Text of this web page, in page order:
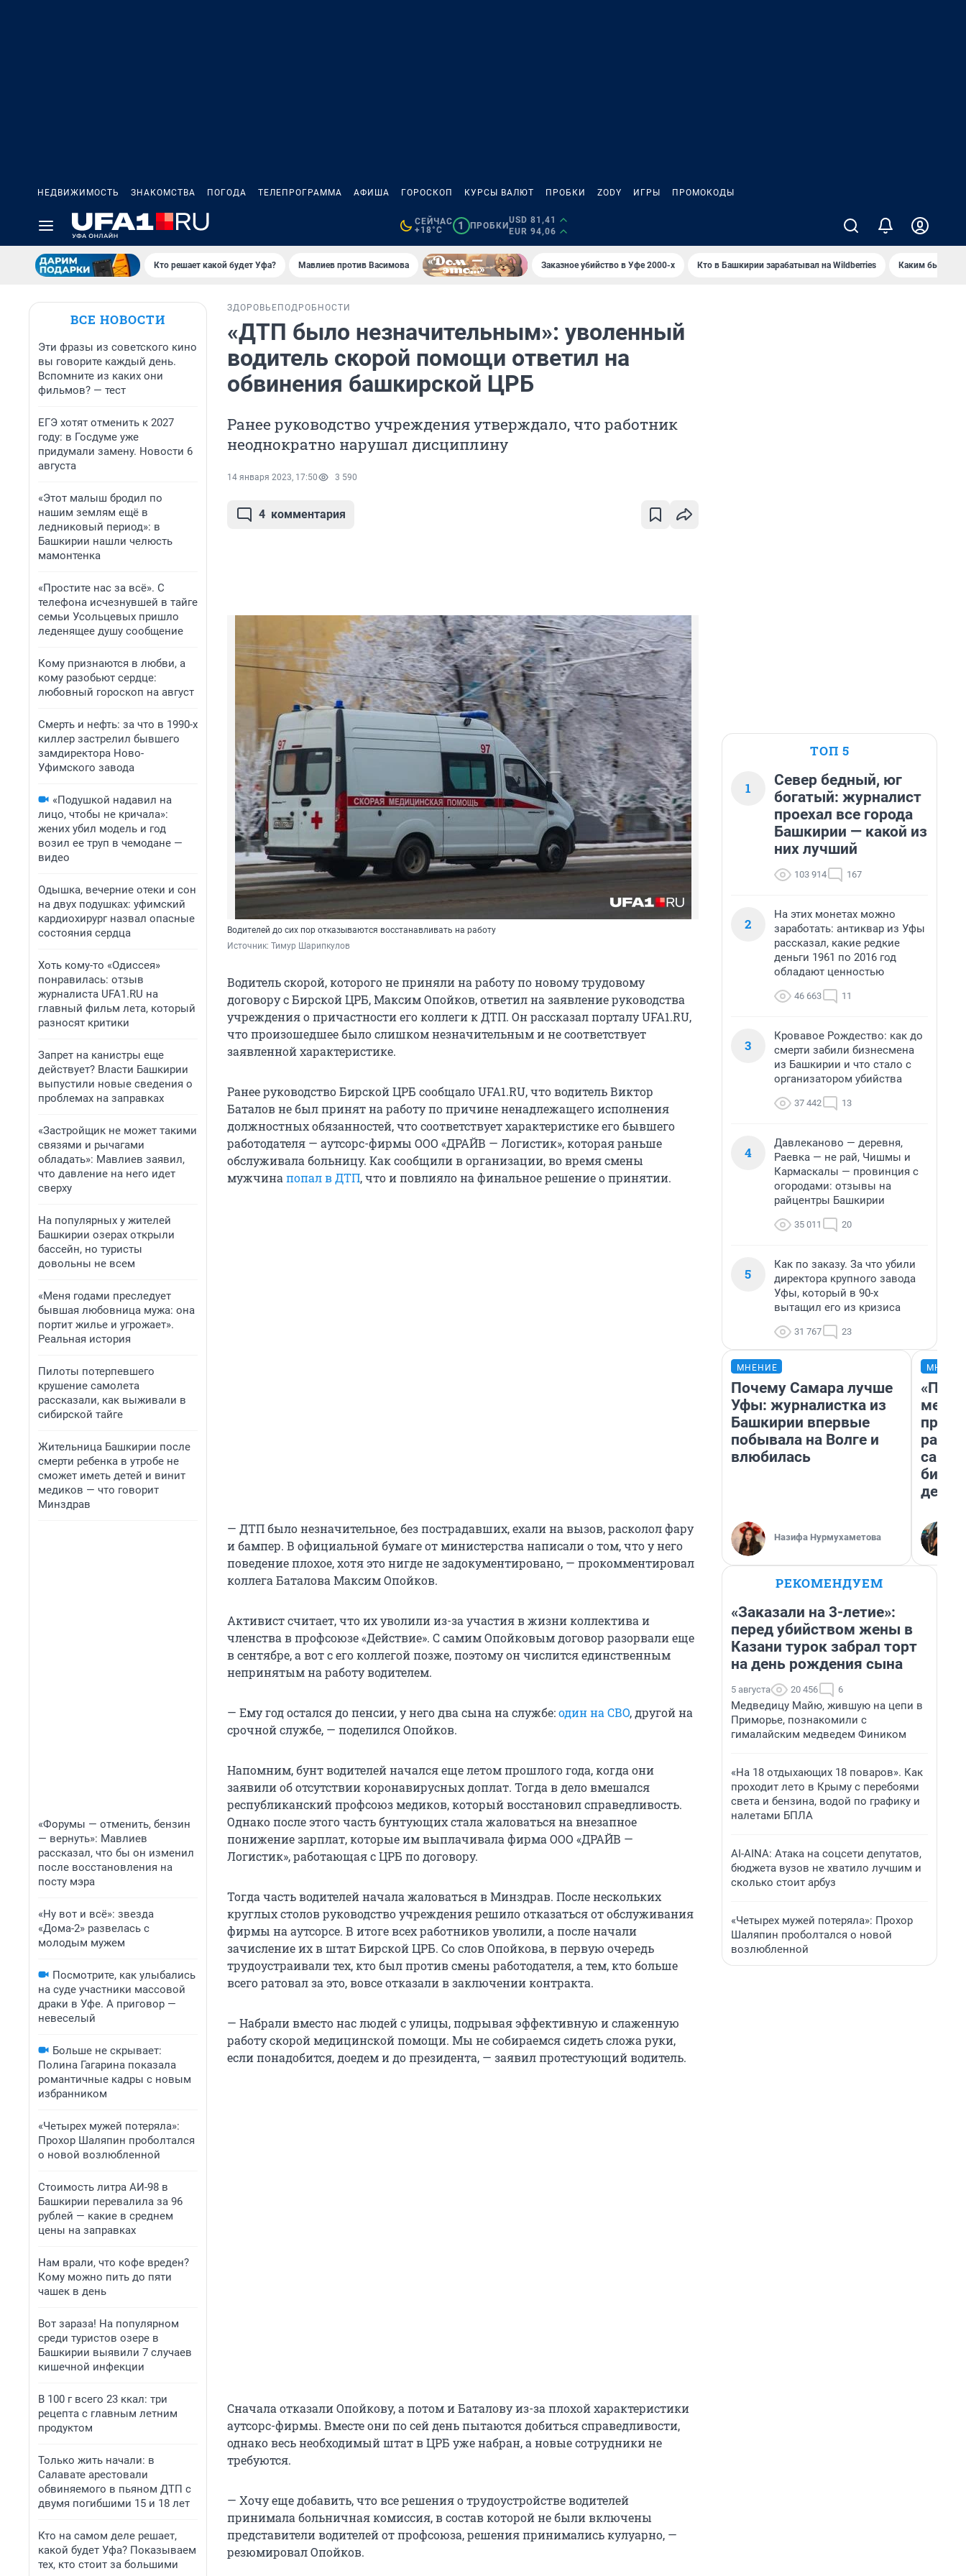
НЕДВИЖИМОСТЬ ЗНАКОМСТВА ПОГОДА ТЕЛЕПРОГРАММА АФИША ГОРОСКОП КУРСЫ ВАЛЮТ ПРОБКИ ZODY ИГРЫ ПРОМОКОДЫ
СЕЙЧАС
+18°C
1 ПРОБКИ
USD 81,41
EUR 94,06
Кто решает какой будет Уфа? Мавлиев против Васимова Заказное убийство в Уфе 2000-х Кто в Башкирии зарабатывал на Wildberries Каким было
ВСЕ НОВОСТИ
Эти фразы из советского кино
вы говорите каждый день.
Вспомните из каких они
фильмов? — тест
ЕГЭ хотят отменить к 2027
году: в Госдуме уже
придумали замену. Новости 6
августа
«Этот малыш бродил по
нашим землям ещё в
ледниковый период»: в
Башкирии нашли челюсть
мамонтенка
«Простите нас за всё». С
телефона исчезнувшей в тайге
семьи Усольцевых пришло
леденящее душу сообщение
Кому признаются в любви, а
кому разобьют сердце:
любовный гороскоп на август
Смерть и нефть: за что в 1990-х
киллер застрелил бывшего
замдиректора Ново-
Уфимского завода
«Подушкой надавил на
лицо, чтобы не кричала»:
жених убил модель и год
возил ее труп в чемодане —
видео
Одышка, вечерние отеки и сон
на двух подушках: уфимский
кардиохирург назвал опасные
состояния сердца
Хоть кому-то «Одиссея»
понравилась: отзыв
журналиста UFA1.RU на
главный фильм лета, который
разносят критики
Запрет на канистры еще
действует? Власти Башкирии
выпустили новые сведения о
проблемах на заправках
«Застройщик не может такими
связями и рычагами
обладать»: Мавлиев заявил,
что давление на него идет
сверху
На популярных у жителей
Башкирии озерах открыли
бассейн, но туристы
довольны не всем
«Меня годами преследует
бывшая любовница мужа: она
портит жилье и угрожает».
Реальная история
Пилоты потерпевшего
крушение самолета
рассказали, как выживали в
сибирской тайге
Жительница Башкирии после
смерти ребенка в утробе не
сможет иметь детей и винит
медиков — что говорит
Минздрав
«Форумы — отменить, бензин
— вернуть»: Мавлиев
рассказал, что бы он изменил
после восстановления на
посту мэра
«Ну вот и всё»: звезда
«Дома-2» развелась с
молодым мужем
Посмотрите, как улыбались
на суде участники массовой
драки в Уфе. А приговор —
невеселый
Больше не скрывает:
Полина Гагарина показала
романтичные кадры с новым
избранником
«Четырех мужей потеряла»:
Прохор Шаляпин проболтался
о новой возлюбленной
Стоимость литра АИ-98 в
Башкирии перевалила за 96
рублей — какие в среднем
цены на заправках
Нам врали, что кофе вреден?
Кому можно пить до пяти
чашек в день
Вот зараза! На популярном
среди туристов озере в
Башкирии выявили 7 случаев
кишечной инфекции
В 100 г всего 23 ккал: три
рецепта с главным летним
продуктом
Только жить начали: в
Салавате арестовали
обвиняемого в пьяном ДТП с
двумя погибшими 15 и 18 лет
Кто на самом деле решает,
какой будет Уфа? Показываем
тех, кто стоит за большими
ЗДОРОВЬЕ ПОДРОБНОСТИ
«ДТП было незначительным»: уволенный
водитель скорой помощи ответил на
обвинения башкирской ЦРБ
Ранее руководство учреждения утверждало, что работник
неоднократно нарушал дисциплину
14 января 2023, 17:50 3 590
4 комментария
Водителей до сих пор отказываются восстанавливать на работу
Источник: Тимур Шарипкулов
Водитель скорой, которого не приняли на работу по новому трудовому
договору с Бирской ЦРБ, Максим Опойков, ответил на заявление руководства
учреждения о причастности его коллеги к ДТП. Он рассказал порталу UFA1.RU,
что произошедшее было слишком незначительным и не соответствует
заявленной характеристике.
Ранее руководство Бирской ЦРБ сообщало UFA1.RU, что водитель Виктор
Баталов не был принят на работу по причине ненадлежащего исполнения
должностных обязанностей, что соответствует характеристике его бывшего
работодателя — аутсорс-фирмы ООО «ДРАЙВ — Логистик», которая раньше
обслуживала больницу. Как сообщили в организации, во время смены
мужчина попал в ДТП, что и повлияло на финальное решение о принятии.
— ДТП было незначительное, без пострадавших, ехали на вызов, расколол фару
и бампер. В официальной бумаге от министерства написали о том, что у него
поведение плохое, хотя это нигде не задокументировано, — прокомментировал
коллега Баталова Максим Опойков.
Активист считает, что их уволили из-за участия в жизни коллектива и
членства в профсоюзе «Действие». С самим Опойковым договор разорвали еще
в сентябре, а вот с его коллегой позже, поэтому он числится единственным
непринятым на работу водителем.
— Ему год остался до пенсии, у него два сына на службе:один на СВО, другой на
срочной службе, — поделился Опойков.
Напомним, бунт водителей начался еще летом прошлого года, когда они
заявили об отсутствии коронавирусных доплат. Тогда в дело вмешался
республиканский профсоюз медиков, который восстановил справедливость.
Однако после этого часть бунтующих стала жаловаться на внезапное
понижение зарплат, которые им выплачивала фирма ООО «ДРАЙВ —
Логистик», работающая с ЦРБ по договору.
Тогда часть водителей начала жаловаться в Минздрав. После нескольких
круглых столов руководство учреждения решило отказаться от обслуживания
фирмы на аутсорсе. В итоге всех работников уволили, а после начали
зачисление их в штат Бирской ЦРБ. Со слов Опойкова, в первую очередь
трудоустраивали тех, кто был против смены работодателя, а тем, кто больше
всего ратовал за это, вовсе отказали в заключении контракта.
— Набрали вместо нас людей с улицы, подрывая эффективную и слаженную
работу скорой медицинской помощи. Мы не собираемся сидеть сложа руки,
если понадобится, доедем и до президента, — заявил протестующий водитель.
Сначала отказали Опойкову, а потом и Баталову из-за плохой характеристики
аутсорс-фирмы. Вместе они по сей день пытаются добиться справедливости,
однако весь необходимый штат в ЦРБ уже набран, а новые сотрудники не
требуются.
— Хочу еще добавить, что все решения о трудоустройстве водителей
принимала больничная комиссия, в состав которой не были включены
представители водителей от профсоюза, решения принимались кулуарно, —
резюмировал Опойков.
ТОП 5
1
Север бедный, юг
богатый: журналист
проехал все города
Башкирии — какой из
них лучший
103 914 167
2
На этих монетах можно
заработать: антиквар из Уфы
рассказал, какие редкие
деньги 1961 по 2016 год
обладают ценностью
46 663 11
3
Кровавое Рождество: как до
смерти забили бизнесмена
из Башкирии и что стало с
организатором убийства
37 442 13
4
Давлеканово — деревня,
Раевка — не рай, Чишмы и
Кармаскалы — провинция с
огородами: отзывы на
райцентры Башкирии
35 011 20
5
Как по заказу. За что убили
директора крупного завода
Уфы, который в 90-х
вытащил его из кризиса
31 767 23
МНЕНИЕ
Почему Самара лучше
Уфы: журналистка из
Башкирии впервые
побывала на Волге и
влюбилась
Назифа Нурмухаметова
РЕКОМЕНДУЕМ
«Заказали на 3-летие»:
перед убийством жены в
Казани турок забрал торт
на день рождения сына
5 августа 20 456 6
Медведицу Майю, жившую на цепи в
Приморье, познакомили с
гималайским медведем Фиником
«На 18 отдыхающих 18 поваров». Как
проходит лето в Крыму с перебоями
света и бензина, водой по графику и
налетами БПЛА
AI-AINA: Атака на соцсети депутатов,
бюджета вузов не хватило лучшим и
сколько стоит арбуз
«Четырех мужей потеряла»: Прохор
Шаляпин проболтался о новой
возлюбленной